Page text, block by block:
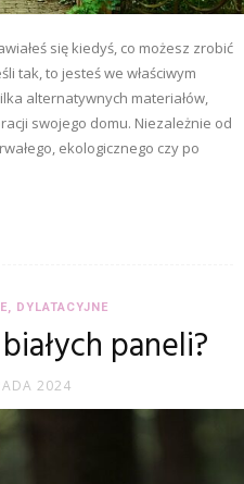
się kiedyś, co możesz zrobić
tak, to jesteś we właściwym
alternatywnych materiałów,
swojego domu. Niezależnie od
ekologicznego czy po
DYLATACYJNE
paneli?
2024